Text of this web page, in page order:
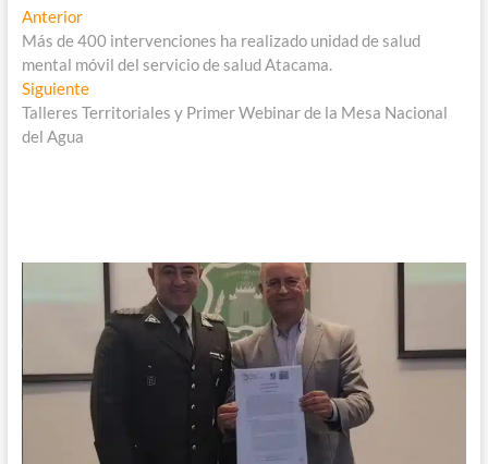
Navegación
de
entradas
AnteriorEntrada
anterior:
Más de 400 intervenciones ha realizado unidad de salud
mental móvil del servicio de salud Atacama.
SiguienteEntrada
siguiente:
Talleres Territoriales y Primer Webinar de la Mesa Nacional
del Agua